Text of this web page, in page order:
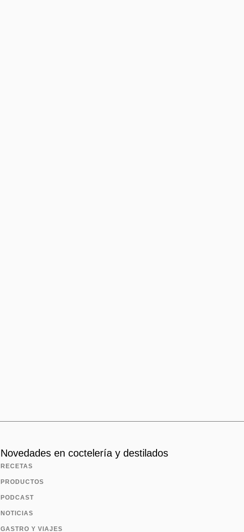
Novedades en coctelería y destilados
RECETAS
PRODUCTOS
PODCAST
NOTICIAS
GASTRO Y VIAJES